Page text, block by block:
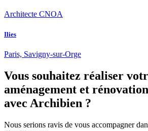
Architecte CNOA
Ilies
Paris, Savigny-sur-Orge
Vous souhaitez réaliser
aménagement et
avec Archibien ?
Nous serions ravis de vous accompagner